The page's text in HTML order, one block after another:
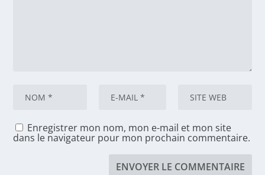
Enregistrer mon nom, mon e-mail et mon site
dans le navigateur pour mon prochain commentaire.